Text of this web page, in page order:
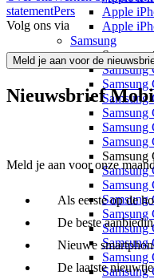
Apple
Apple
Samsung
Samsung
Samsung
Samsung
Samsung
Samsung
Samsung
Samsung
Samsung
Samsung
Samsung
statementPers
Volg ons via
Meld je aan voor de
Nieuwsbrief
Meld je aan voor onze
Als eerste op de
De beste
Nieuwe
De laatste